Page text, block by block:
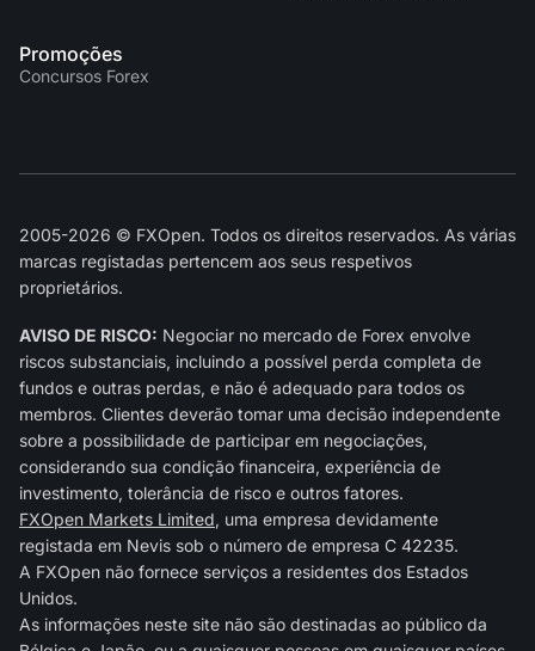
Promoções
Concursos Forex
2005-2026 © FXOpen. Todos os direitos reservados. As várias
marcas registadas pertencem aos seus respetivos
proprietários.
AVISO DE RISCO: Negociar no mercado de Forex envolve
riscos substanciais, incluindo a possível perda completa de
fundos e outras perdas, e não é adequado para todos os
membros. Clientes deverão tomar uma decisão independente
sobre a possibilidade de participar em negociações,
considerando sua condição financeira, experiência de
investimento, tolerância de risco e outros fatores.
FXOpen Markets Limited, uma empresa devidamente
registada em Nevis sob o número de empresa C 42235.
A FXOpen não fornece serviços a residentes dos Estados
Unidos.
As informações neste site não são destinadas ao público da